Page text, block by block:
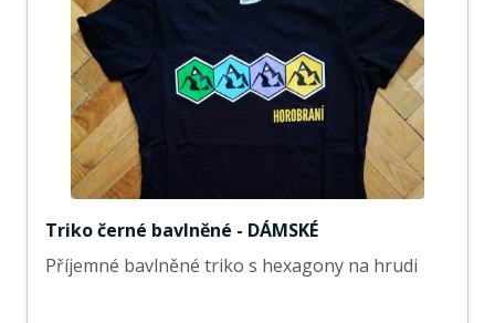
Triko černé bavlněné - DÁMSKÉ
Příjemné bavlněné triko s hexagony na hrudi